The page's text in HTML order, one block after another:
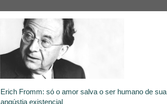
Erich Fromm: só o amor salva o ser humano de sua
angústia existencial